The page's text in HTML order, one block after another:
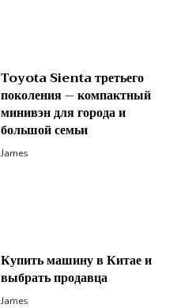
Toyota Sienta третьего
поколения – компактный
минивэн для города и
большой семьи
James
Купить машину в Китае и
выбрать продавца
James